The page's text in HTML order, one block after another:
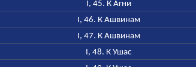
I, 45. К Агни
I, 46. К Ашвинам
I, 47. К Ашвинам
I, 48. К Ушас